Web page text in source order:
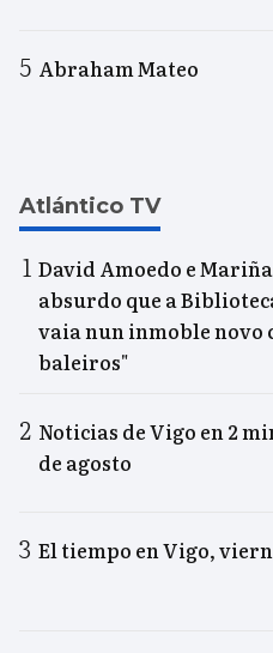
Abraham Mateo
Atlántico TV
David Amoedo e
absurdo que a
vaia nun inmoble novo
baleiros"
Noticias de Vigo en 2
de agosto
El tiempo en Vigo,